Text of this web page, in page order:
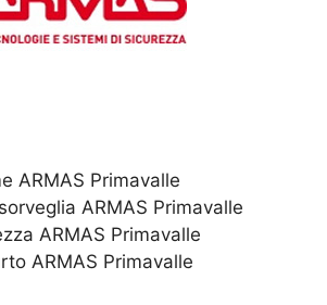
ARMAS Primavalle
ARMAS Primavalle
ARMAS Primavalle
ARMAS Primavalle